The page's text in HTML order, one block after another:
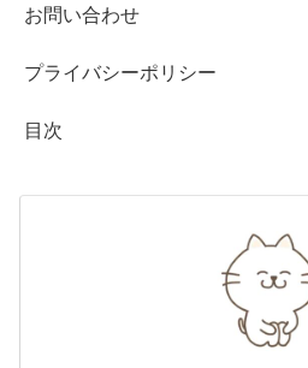
お問い合わせ
プライバシーポリシー
目次